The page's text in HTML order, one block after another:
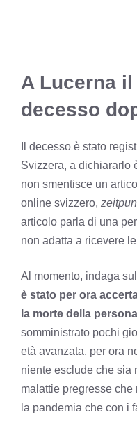
A Lucerna
decesso
Il decesso è stato
Svizzera, a dichiararlo
non smentisce un
online svizzero,
articolo parla di una
non adatta a ricevere
Al momento, indaga
è stato per ora
la morte della
somministrato pochi
età avanzata, per ora
niente esclude che sia
malattie pregresse
la pandemia che con i